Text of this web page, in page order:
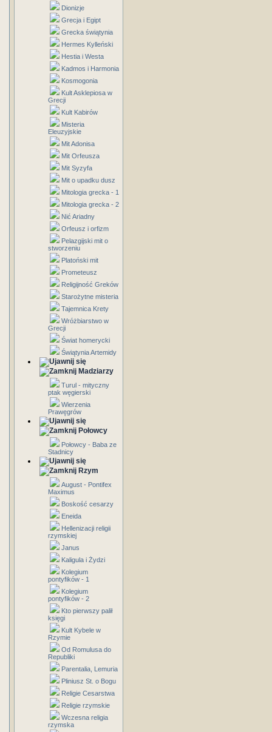
Dionizje
Grecja i Egipt
Grecka świątynia
Hermes Kylleński
Hestia i Westa
Kadmos i Harmonia
Kosmogonia
Kult Asklepiosa w
Grecji
Kult Kabirów
Misteria
Eleuzyjskie
Mit Adonisa
Mit Orfeusza
Mit Syzyfa
Mit o upadku dusz
Mitologia grecka - 1
Mitologia grecka - 2
Nić Ariadny
Orfeusz i orfizm
Pelazgijski mit o
stworzeniu
Platoński mit
Prometeusz
Religijność Greków
Starożytne misteria
Tajemnica Krety
Wróżbiarstwo w
Grecji
Świat homerycki
Świątynia Artemidy
Madziarzy
Turul - mityczny
ptak węgierski
Wierzenia
Prawęgrów
Połowcy
Połowcy - Baba ze
Stadnicy
Rzym
August - Pontifex
Maximus
Boskość cesarzy
Eneida
Hellenizacji religii
rzymskiej
Janus
Kaligula i Żydzi
Kolegium
pontyfików - 1
Kolegium
pontyfików - 2
Kto pierwszy palił
księgi
Kult Kybele w
Rzymie
Od Romulusa do
Republiki
Parentalia, Lemuria
Pliniusz St. o Bogu
Religie Cesarstwa
Religie rzymskie
Wczesna religia
rzymska